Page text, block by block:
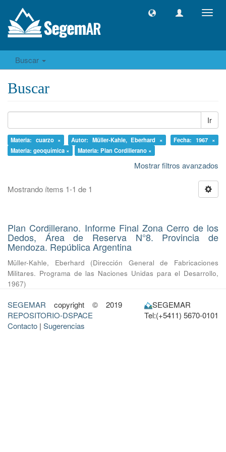
Buscar
Buscar
Ir
Materia: cuarzo × Autor: Müller-Kahle, Eberhard ×
Fecha: 1967 ×
Materia: geoquímica ×
Materia: Plan Cordillerano ×
Mostrar filtros avanzados
Mostrando ítems 1-1 de 1
Plan Cordillerano. Informe Final Zona Cerro de los
Dedos, Área de Reserva N°8. Provincia de
Mendoza. República Argentina
Müller-Kahle, Eberhard (Dirección General de Fabricaciones
Militares. Programa de las Naciones Unidas para el Desarrollo,
1967)
SEGEMAR copyright © 2019
REPOSITORIO-DSPACE
Contacto | Sugerencias
SEGEMAR
Tel:(+5411) 5670-0101